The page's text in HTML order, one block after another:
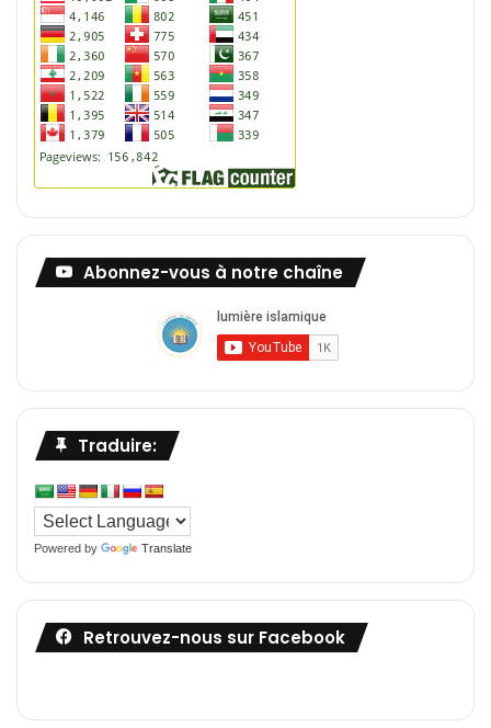
Abonnez-vous à notre chaîne
Traduire:
Powered by Translate
Retrouvez-nous sur Facebook